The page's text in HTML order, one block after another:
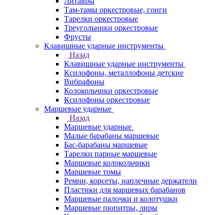
Там-тамы оркестровые, гонги
Тарелки оркестровые
Треугольники оркестровые
Фрусты
Клавишные ударные инструменты
Назад
Клавишные ударные инструменты
Ксилофоны, металлофоны детские
Вибрафоны
Колокольчики оркестровые
Ксилофоны оркестровые
Маршевые ударные
Назад
Маршевые ударные
Малые барабаны маршевые
Бас-барабаны маршевые
Тарелки парные маршевые
Маршевые колокольчики
Маршевые томы
Ремни, корсеты, наплечные держатели
Пластики для маршевых барабанов
Маршевые палочки и колотушки
Маршевые пюпитры, лиры